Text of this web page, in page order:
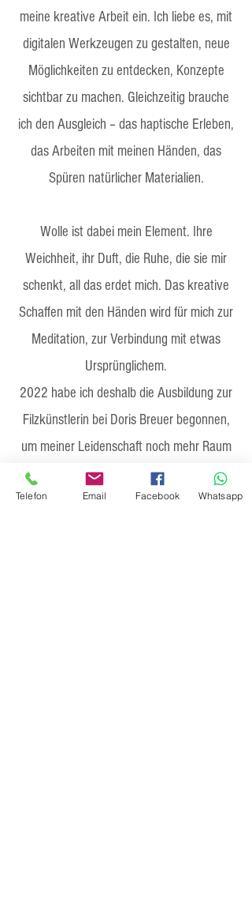
meine kreative Arbeit ein. Ich liebe es, mit
digitalen Werkzeugen zu gestalten, neue
Möglichkeiten zu entdecken, Konzepte
sichtbar zu machen. Gleichzeitig brauche
ich den Ausgleich – das haptische Erleben,
das Arbeiten mit meinen Händen, das
Spüren natürlicher Materialien.
Wolle ist dabei mein Element. Ihre
Weichheit, ihr Duft, die Ruhe, die sie mir
schenkt, all das erdet mich. Das kreative
Schaffen mit den Händen wird für mich zur
Meditation, zur Verbindung mit etwas
Ursprünglichem.
2022 habe ich deshalb die Ausbildung zur
Filzkünstlerin bei Doris Breuer begonnen,
um meiner Leidenschaft noch mehr Raum
zu geben. Heute entstehen unter meinen
Händen liebevoll gefertigte Unikate aus
Telefon Email Facebook Whatsapp